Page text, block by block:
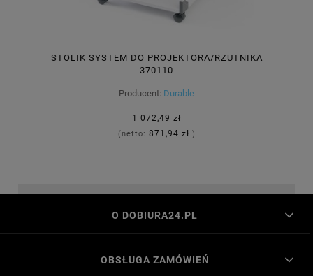
STOLIK SYSTEM DO PROJEKTORA/RZUTNIKA
370110
Producent: Durable
1 072,49 zł
(netto: 871,94 zł )
O DOBIURA24.PL
OBSŁUGA ZAMÓWIEŃ